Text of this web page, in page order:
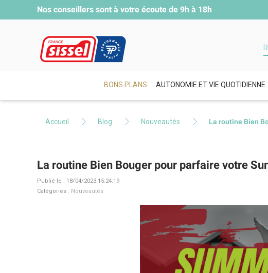
Nos conseillers sont à votre écoute de 9h à 18h
BONS PLANS AUTONOMIE ET VIE QUOTIDIENNE
Accueil Blog Nouveautés La routine Bien
La routine Bien Bouger pour parfaire votre
Publié le : 18/04/2023 15:24:19
Catégories : Nouveautés